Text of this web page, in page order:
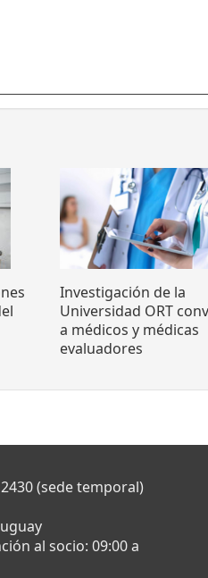
Investigación de la
Universidad ORT
a médicos y médicas
evaluadores
(sede temporal)
al socio: 09:00 a